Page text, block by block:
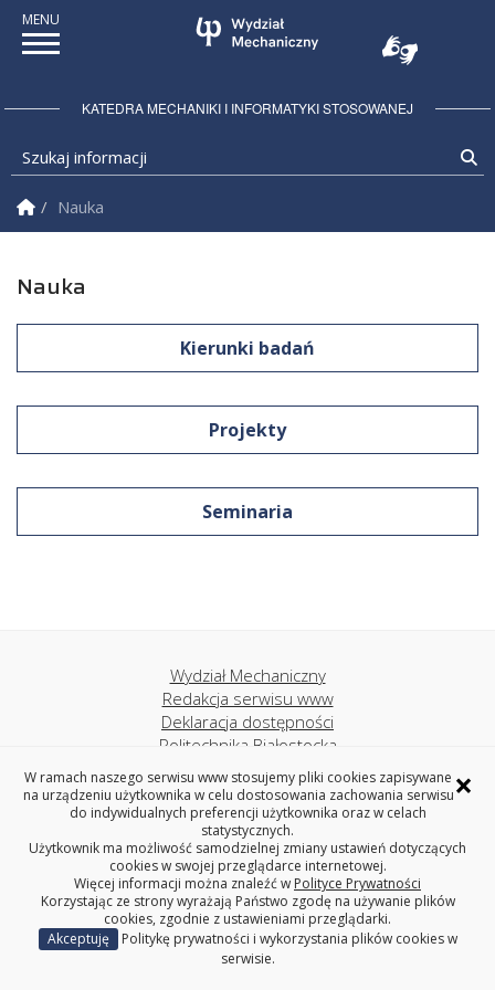
KATEDRA MECHANIKI I INFORMATYKI STOSOWANEJ
Szukaj informacji
Strona Główna
Nauka
Nauka
Kierunki badań
Projekty
Seminaria
Wydział Mechaniczny
Redakcja serwisu www
Deklaracja dostępności
Politechnika Białostocka
Katedra Mechaniki i Informatyki Stosowanej
WYDZIAŁ MECHANICZNY
POLITECHNIKA BIAŁOSTOCKA
ul. Wiejska 45C, 15-351 Białystok
Copyright © 2023 Politechnika Białostocka
×
W ramach naszego serwisu www stosujemy pliki cookies zapisywane
na urządzeniu użytkownika w celu dostosowania zachowania serwisu
do indywidualnych preferencji użytkownika oraz w celach
statystycznych.
Użytkownik ma możliwość samodzielnej zmiany ustawień dotyczących
cookies w swojej przeglądarce internetowej.
Więcej informacji można znaleźć w Polityce Prywatności
Korzystając ze strony wyrażają Państwo zgodę na używanie plików
cookies, zgodnie z ustawieniami przeglądarki.
Akceptuję
Politykę prywatności i wykorzystania plików cookies w
serwisie.